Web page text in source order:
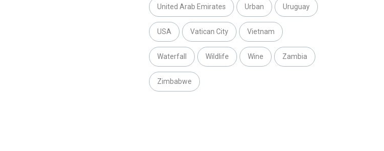
United Arab Emirates Urban Uruguay
USA Vatican City Vietnam
Waterfall Wildlife Wine Zambia
Zimbabwe